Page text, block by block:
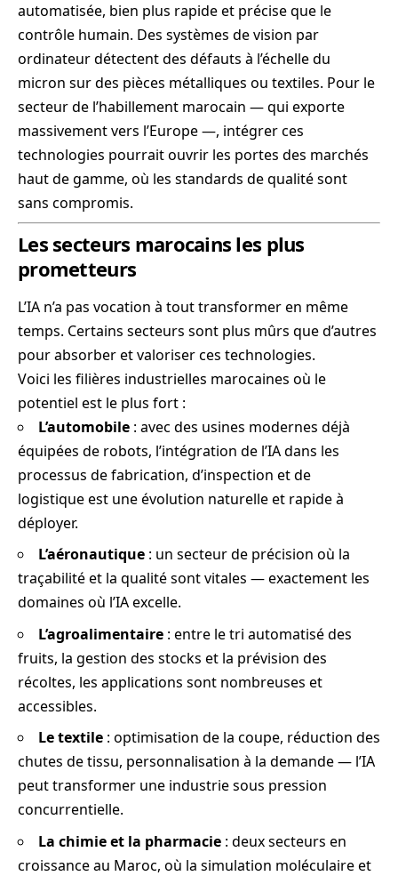
automatisée, bien plus rapide et précise que le
contrôle humain. Des systèmes de vision par
ordinateur détectent des défauts à l’échelle du
micron sur des pièces métalliques ou textiles. Pour le
secteur de l’habillement marocain — qui exporte
massivement vers l’Europe —, intégrer ces
technologies pourrait ouvrir les portes des marchés
haut de gamme, où les standards de qualité sont
sans compromis.
Les secteurs marocains les plus
prometteurs
L’IA n’a pas vocation à tout transformer en même
temps. Certains secteurs sont plus mûrs que d’autres
pour absorber et valoriser ces technologies.
Voici les filières industrielles marocaines où le
potentiel est le plus fort :
L’automobile : avec des usines modernes déjà
équipées de robots, l’intégration de l’IA dans les
processus de fabrication, d’inspection et de
logistique est une évolution naturelle et rapide à
déployer.
L’aéronautique : un secteur de précision où la
traçabilité et la qualité sont vitales — exactement les
domaines où l’IA excelle.
L’agroalimentaire : entre le tri automatisé des
fruits, la gestion des stocks et la prévision des
récoltes, les applications sont nombreuses et
accessibles.
Le textile : optimisation de la coupe, réduction des
chutes de tissu, personnalisation à la demande — l’IA
peut transformer une industrie sous pression
concurrentielle.
La chimie et la pharmacie : deux secteurs en
croissance au Maroc, où la simulation moléculaire et